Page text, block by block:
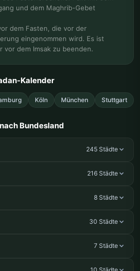
und dem Maghrib-Gebet
dem Fasten, die vor der
eingenommen wird. Es ist
vor dem Imsak zu beenden.
Kalender
Köln München Stuttgart
Bundesland
245 Städte
216 Städte
8 Städte
30 Städte
7 Städte